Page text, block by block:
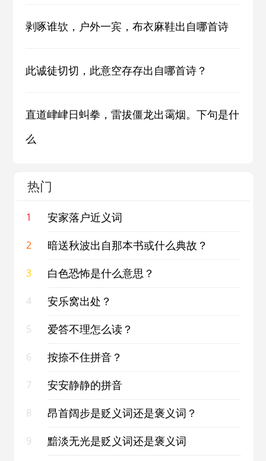
剥啄谁欤，户外一宾，布衣麻鞋出自哪首诗
此诚徒切切，此意空存存出自哪首诗？
直道峍峍日虯拳，雷拔僵龙出霭烟。下句是什
么
热门
1 安家落户近义词
2 暗送秋波出自那本书或什么典故？
3 白色恐怖是什么意思？
4 安乐窝出处？
5 爱答不理怎么读？
6 按捺不住拼音？
7 安安静静的拼音
8 昂首阔步是贬义词还是褒义词？
9 黯淡无光是贬义词还是褒义词